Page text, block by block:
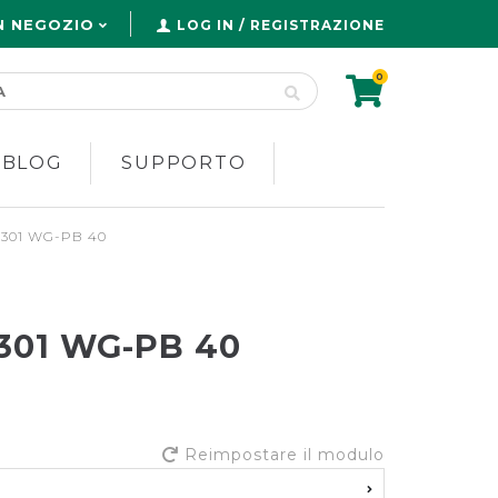
NEGOZIO
0
LOG IN / REGISTRAZIONE
SUPPORTO
WG-PB 40
WG-PB 40
Reimpostare il modulo